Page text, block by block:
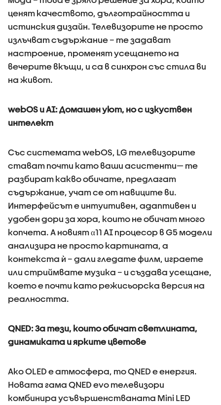
ценят качеството, дълготрайността и
истинския дизайн. Телевизорите не просто
излъчват съдържание – те задават
настроение, променят усещането на
вечерите вкъщи, и са в синхрон със стила ви
на живот.
webOS и AI: Домашен уют, но с изкуствен
интелект
Със системата webOS, LG телевизорите
стават почти като ваши асистенти— те
разбират какво обичате, предлагат
съдържание, учат се от навиците ви.
Интерфейсът е интуитивен, адаптивен и
удобен дори за хора, които не обичат много
копчета. А новият α11 AI процесор в G5 модели
анализира не просто картината, а
контекста ѝ – дали гледате филм, играете
или стриймвате музика – и създава усещане,
което е почти като режисьорска версия на
реалността.
QNED: За тези, които обичат светлината,
динамиката и ярките цветове
Ако OLED е атмосфера, то QNED е енергия.
Новата гама QNED evo телевизори
комбинира усъвършенстваната Mini LED